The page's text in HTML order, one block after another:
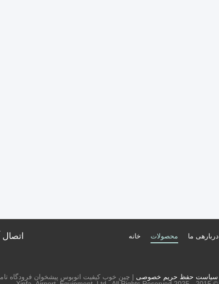
اتصال دربارهی ما محصولات خانه
سیاست حفظ حریم خصوصی | چین خوب کیفیت اتوبوس پیشخوان فرودگاه